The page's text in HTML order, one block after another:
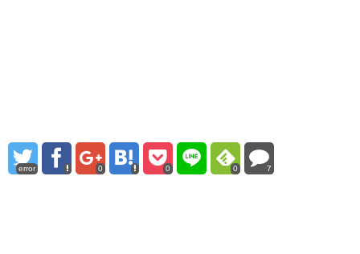
error 0 0 0 7